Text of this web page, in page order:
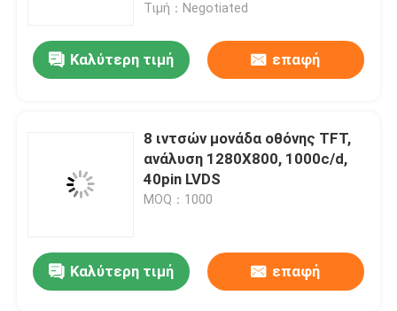
VR παρουσιάστε
Γύρος εργοστασίων
Μας ελάτε σε επαφή με
Τιμή：Negotiated
Καλύτερη τιμή επαφή
8 ιντσών μονάδα οθόνης TFT,
ανάλυση 1280X800, 1000c/d,
40pin LVDS
MOQ：1000
Καλύτερη τιμή επαφή